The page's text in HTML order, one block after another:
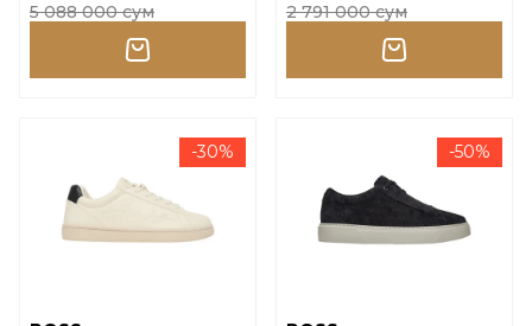
5 088 000 сум 2 791 000 сум
-30% -50%